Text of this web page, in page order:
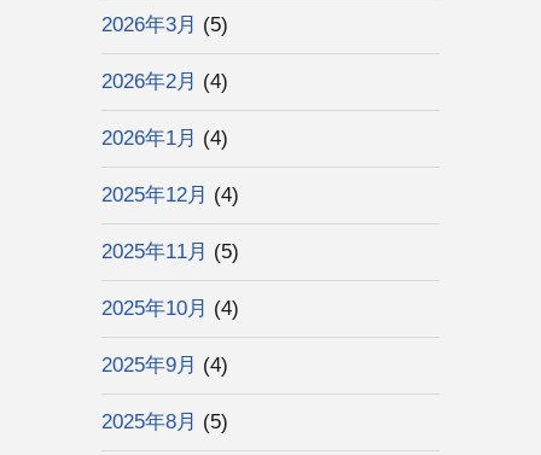
2026年3月 (5)
2026年2月 (4)
2026年1月 (4)
2025年12月 (4)
2025年11月 (5)
2025年10月 (4)
2025年9月 (4)
2025年8月 (5)